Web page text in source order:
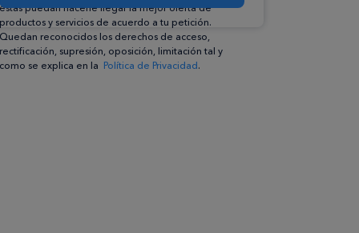
éstas puedan hacerle llegar la mejor oferta de
productos y servicios de acuerdo a tu petición.
Quedan reconocidos los derechos de acceso,
rectificación, supresión, oposición, limitación tal y
como se explica en la Política de Privacidad.